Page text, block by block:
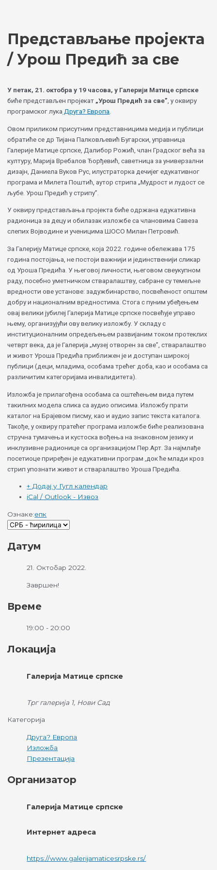
Представљање пројекта
/ Урош Предић за све
У петак, 21. октобра у 19 часова, у Галерији Матице српске
биће представљен пројекат „Урош Предић за све” , у оквиру
програмског лука Друга? Европа
Овом приликом присутним представницима медија и публици
обратиће се др Тијана Палковљевић Бугарски, управница
Галерије Матице српске, Далибор Рожић, члан Градског већа за
културу, Марија Вребалов Ђорђевић, саветница за универзални
дизајн, Даниела Вуков Рус, илустраторка дечијег едукативног
програма и Милета Поштић, аутор стрипа „Мудрост и лудост се
љубе. Урош Предић у стрипу”.
У оквиру представљања пројекта биће одржана едукативна
радионица за децу и обилазак изложбе са члановима Савеза
слепих Војводине и ученицима ШОСО Милан Петровић.
За Галерију Матице српске, која 2022. године обележава 175
година постојања, не постоји важнији и јединственији сликар
од Уроша Предића. У његовој личности, његовом свеукупном
раду, посебно уметничком стваралаштву, сабране су темељне
вредности ове установе: задужбинарство, посвећеност општем
добру и националним вредностима. Стога с пуним убеђењем
овај велики јубилеј Галерија Матице српске посвећује управо
њему, организујући ову велику изложбу. У складу с
институционалним опредељењем развијаним током протеклих
четврт века, да је Галерија „музеј отворен за све”, стваралаштво
и живот Уроша Предића приближен је и доступан широкој
публици (деци, младима, особама трећег доба, као и особама са
различитим категоријама инвалидитета).
Изложба је прилагођена особама са оштећењем вида путем
такилних модела слика са аудио описима. Изложбу прати
каталог на Брајевом писму, као и аудио запис текста каталога.
Такође, у оквиру пратећег програма изложбе биће реализована
стручна тумачења и кустоска вођења на знаковном језику и
инклузивне радионице са организацијом Пер.Арт. За најмлађе
посетиоце приређен је едукативни програм ,док ће млади кроз
стрип упознати живот и стваралаштво Уроша Предића.
+ Додај у Гугл календар
iCal / Outlook - Извоз
Ознаке:епк
Датум
21. Октобар 2022.
Завршен!
Време
19:00 - 20:00
Локација
Галерија Матице српске
Трг галерија 1, Нови Сад
Категорија
Друга? Европа
Изложба
Презентација
Организатор
Галерија Матице српске
Интернет адреса
https://www.galerijamaticesrpske.rs/